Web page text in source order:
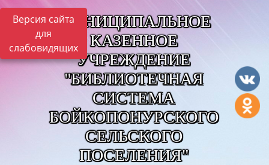
Версия сайта
для
слабовидящих
МУНИЦИПАЛЬНОЕ
КАЗЕННОЕ
УЧРЕЖДЕНИЕ
"БИБЛИОТЕЧНАЯ
СИСТЕМА
БОЙКОПОНУРСКОГО
СЕЛЬСКОГО
ПОСЕЛЕНИЯ"